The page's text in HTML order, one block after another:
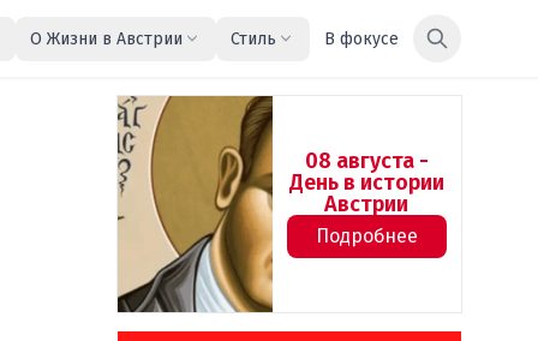
О Жизни в Австрии Стиль В фокусе
08 августа -
День в истории
Австрии
Подробнее